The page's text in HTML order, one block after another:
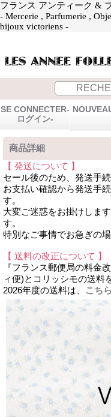
フランス アンティーク &
- Mercerie , Parfumerie ,
bijoux victoriens -
SE CONNECTER-
ログイン-
商品詳細
【 発送について 】
セール後のため、発送手
お支払い確認から発送手
す。
大変ご迷惑をお掛けしま
す。
特別なご事情でお急ぎの
【 送料の改正について 】
『フランス郵便局の料金
ィ便)とコリッシモの送料
2026年度の送料は、
こちら